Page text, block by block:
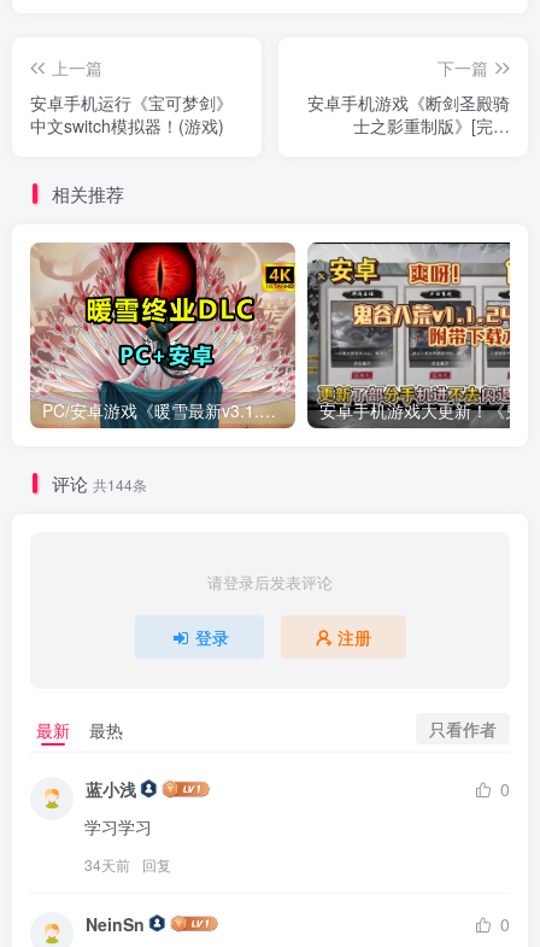
上一篇
安卓手机运行《宝可梦剑》
中文switch模拟器！(游戏)
下一篇
安卓手机游戏《断剑圣殿骑
士之影重制版》[完整
相关推荐
PC/安卓游戏《暖雪最新v3.1.0.1》终业DLC整合版！
评论 共144条
请登录后发表评论
登录 注册
最新 最热 只看作者
蓝小浅
0
学习学习
34天前 回复
NeinSn
0